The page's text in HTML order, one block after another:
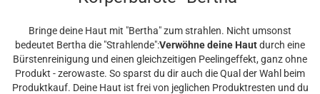
Bringe deine Haut mit "Bertha" zum strahlen. Nicht umsonst
bedeutet Bertha die "Strahlende":Verwöhne deine Hautdurch eine
Bürstenreinigung und einen gleichzeitigen Peelingeffekt, ganz ohne
Produkt - zerowaste. So sparst du dir auch die Qual der Wahl beim
Produktkauf. Deine Haut ist frei von jeglichen Produktresten und du